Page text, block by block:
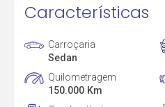
Características
Carroçaria
Sedan
Quilometragem
150.000 Km